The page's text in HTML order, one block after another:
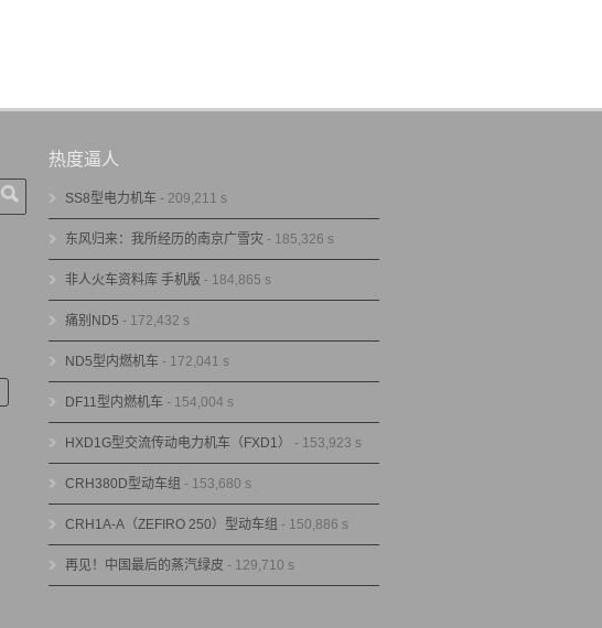
热度逼人
SS8型电力机车 - 209,211 s
东风归来：我所经历的南京广雪灾 - 185,326 s
非人火车资料库 手机版 - 184,865 s
痛别ND5 - 172,432 s
ND5型内燃机车 - 172,041 s
DF11型内燃机车 - 154,004 s
HXD1G型交流传动电力机车（FXD1） - 153,923 s
CRH380D型动车组 - 153,680 s
CRH1A-A（ZEFIRO 250）型动车组 - 150,886 s
再见！中国最后的蒸汽绿皮 - 129,710 s